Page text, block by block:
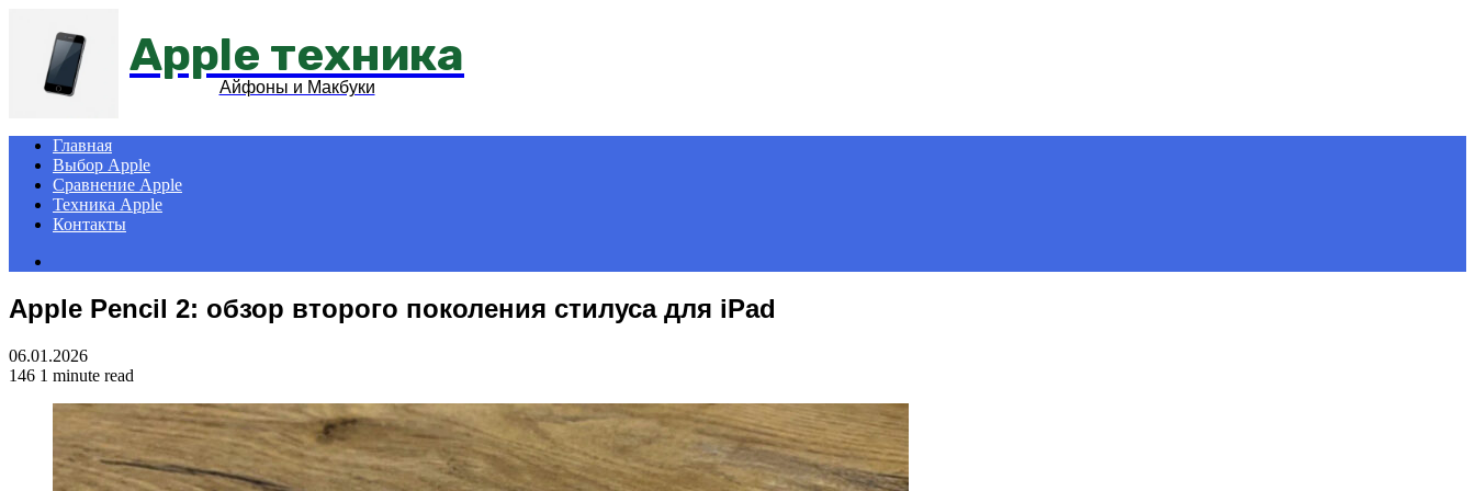
Apple техника
Айфоны и Макбуки
Главная
Выбор Apple
Сравнение Apple
Техника Apple
Контакты
Apple Pencil 2: обзор второго поколения стилуса для iPad
06.01.2026
146 1 minute read